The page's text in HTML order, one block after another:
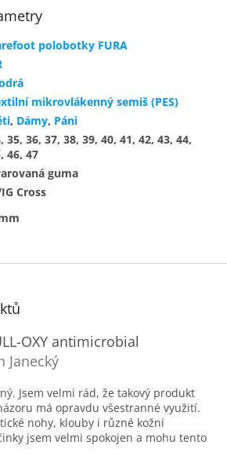
polobotky FURA
mikrovlákenný semiš (PES)
, Dámy, Páni
35, 36, 37, 38, 39, 40, 41, 42, 43, 44,
46, 47
guma
Cross
OXY antimicrobial
produktu je 5 z 5 hvězdiček.
Janecký
Jsem velmi rád, že takový produkt
má opravdu všestranné využití.
nohy, klouby i různé kožní
jsem velmi spokojen a mohu tento